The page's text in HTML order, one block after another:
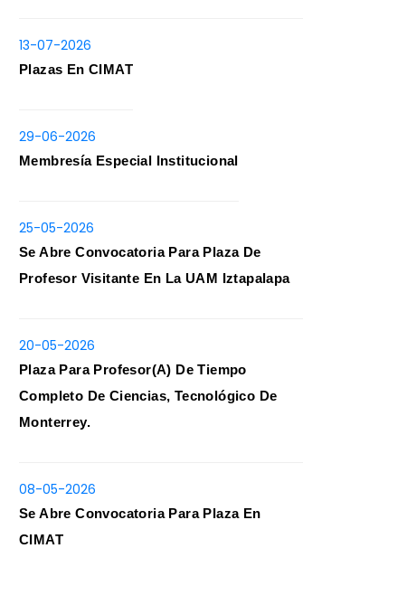
13-07-2026
Plazas En CIMAT
29-06-2026
Membresía Especial Institucional
25-05-2026
Se Abre Convocatoria Para Plaza De
Profesor Visitante En La UAM Iztapalapa
20-05-2026
Plaza Para Profesor(a) De Tiempo
Completo De Ciencias, Tecnológico De
Monterrey.
08-05-2026
Se Abre Convocatoria Para Plaza En
CIMAT